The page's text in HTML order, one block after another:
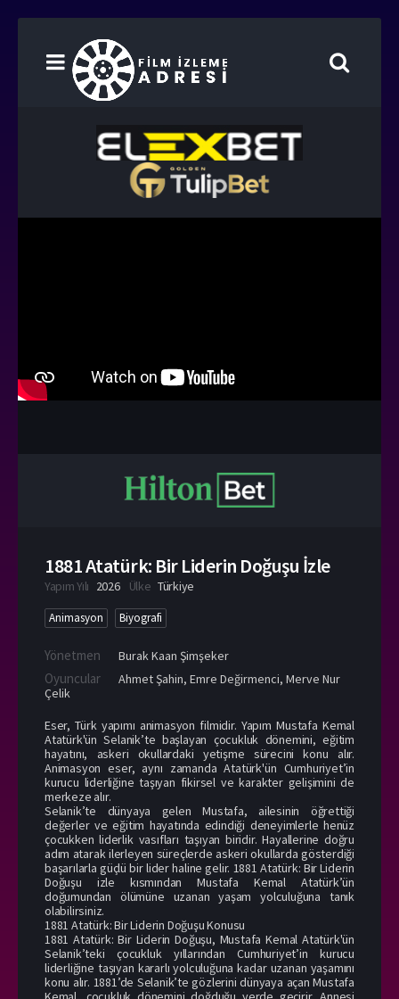
1881 Atatürk: Bir Liderin Doğuşu İzle
Yapım Yılı 2026 Ülke Türkiye
Animasyon Biyografi
Yönetmen Burak Kaan Şimşeker
Oyuncular Ahmet Şahin, Emre Değirmenci, Merve Nur
Çelik
Eser, Türk yapımı animasyon filmidir. Yapım Mustafa Kemal
Atatürk'ün Selanik’te başlayan çocukluk dönemini, eğitim
hayatını, askeri okullardaki yetişme sürecini konu alır.
Animasyon eser, aynı zamanda Atatürk'ün Cumhuriyet’in
kurucu liderliğine taşıyan fikirsel ve karakter gelişimini de
merkeze alır.
Selanik’te dünyaya gelen Mustafa, ailesinin öğrettiği
değerler ve eğitim hayatında edindiği deneyimlerle henüz
çocukken liderlik vasıfları taşıyan biridir. Hayallerine doğru
adım atarak ilerleyen süreçlerde askeri okullarda gösterdiği
başarılarla güçlü bir lider haline gelir. 1881 Atatürk: Bir Liderin
Doğuşu izle kısmından Mustafa Kemal Atatürk’ün
doğumundan ölümüne uzanan yaşam yolculuğuna tanık
olabilirsiniz.
1881 Atatürk: Bir Liderin Doğuşu Konusu
1881 Atatürk: Bir Liderin Doğuşu, Mustafa Kemal Atatürk'ün
Selanik’teki çocukluk yıllarından Cumhuriyet’in kurucu
liderliğine taşıyan kararlı yolculuğuna kadar uzanan yaşamını
konu alır. 1881’de Selanik’te gözlerini dünyaya açan Mustafa